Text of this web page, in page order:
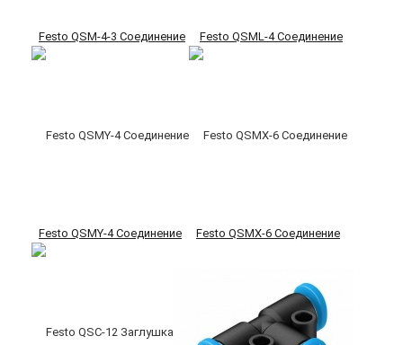
Festo QSM-4-3 Соединение Festo QSML-4 Соединение
Festo QSMY-4 Соединение Festo QSMX-6 Соединение